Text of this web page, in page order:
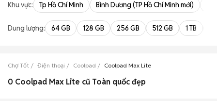
Khu vực: Tp Hồ Chí Minh Bình Dương (TP Hồ Chí Minh mới)
Dung lượng: 64 GB 128 GB 256 GB 512 GB 1 TB
Chợ Tốt Điện thoại Coolpad Coolpad Max Lite
0 Coolpad Max Lite cũ Toàn quốc đẹp